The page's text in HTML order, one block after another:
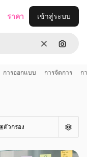
ชัดเจนค้นหา
ราคา เข้าสู่ระบบ
การออกแบบ การจัดการ ก
ตัวกรอง